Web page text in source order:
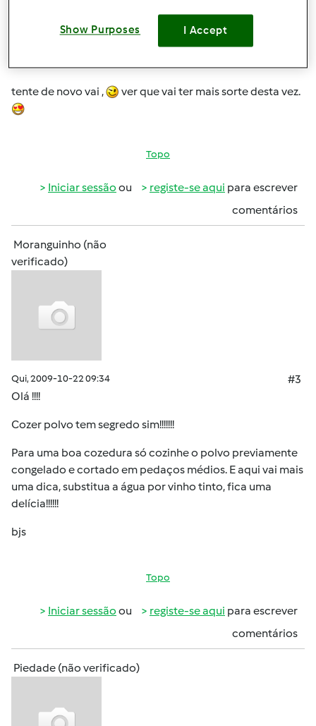
deveria ter saido bem, já foi testada pela empresa.
quando cozer o polvo ( sem tempero ) basta certificar-se
se está cozido, se não estiver repita a programação mais
tente de novo vai , ver que vai ter mais sorte desta vez.
Topo
Iniciar sessão ou registe-se aqui para escrever
comentários
Moranguinho (não
verificado)
Qui, 2009-10-22 09:34
#3
Olá !!!!
Cozer polvo tem segredo sim!!!!!!!
Para uma boa cozedura só cozinhe o polvo previamente
congelado e cortado em pedaços médios. E aqui vai mais
uma dica, substitua a água por vinho tinto, fica uma
delícia!!!!!!
bjs
Topo
Iniciar sessão ou registe-se aqui para escrever
comentários
Piedade (não verificado)
Show Purposes I Accept